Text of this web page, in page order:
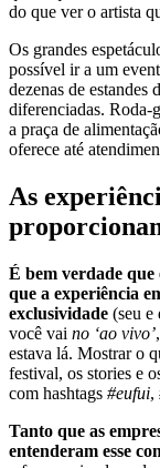
do que ver o artista
Os grandes
possível ir a um
dezenas de estandes
diferenciadas. Roda-
a praça de
oferece até
As
É bem verdade
que a experiência
exclusividade (seu
você vai no ‘ao vivo’
estava lá. Mostrar o
festival, os stories e
com hashtags #eufui,
Tanto que as
entenderam esse